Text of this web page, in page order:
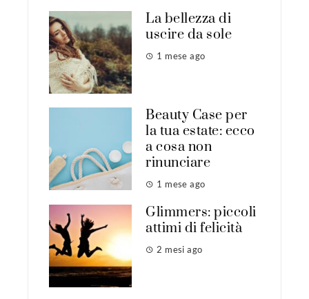
La bellezza di
uscire da sole
1 mese ago
Beauty Case per
la tua estate: ecco
a cosa non
rinunciare
1 mese ago
Glimmers: piccoli
attimi di felicità
2 mesi ago